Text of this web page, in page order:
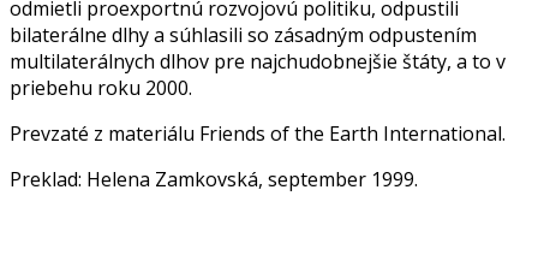
Prevzaté z materiálu Friends of the Earth International.
Preklad: Helena Zamkovská, september 1999.